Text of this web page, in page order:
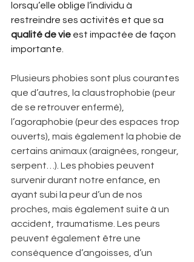
lorsqu’elle oblige l’individu à
restreindre ses activités et que sa
qualité de vie est impactée de façon
importante.
Plusieurs phobies sont plus courantes
que d’autres, la claustrophobie (peur
de se retrouver enfermé),
l’agoraphobie (peur des espaces trop
ouverts), mais également la phobie de
certains animaux (araignées, rongeur,
serpent…). Les phobies peuvent
survenir durant notre enfance, en
ayant subi la peur d’un de nos
proches, mais également suite à un
accident, traumatisme. Les peurs
peuvent également être une
conséquence d’angoisses, d’un